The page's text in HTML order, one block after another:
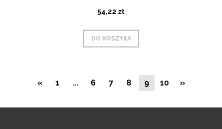
54,22 zł
DO KOSZYKA
« 1 ... 6 7 8 9 10 »